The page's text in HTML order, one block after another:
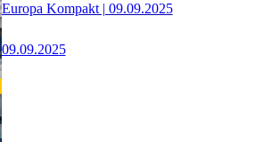
Europa Kompakt | 09.09.2025
09.09.2025